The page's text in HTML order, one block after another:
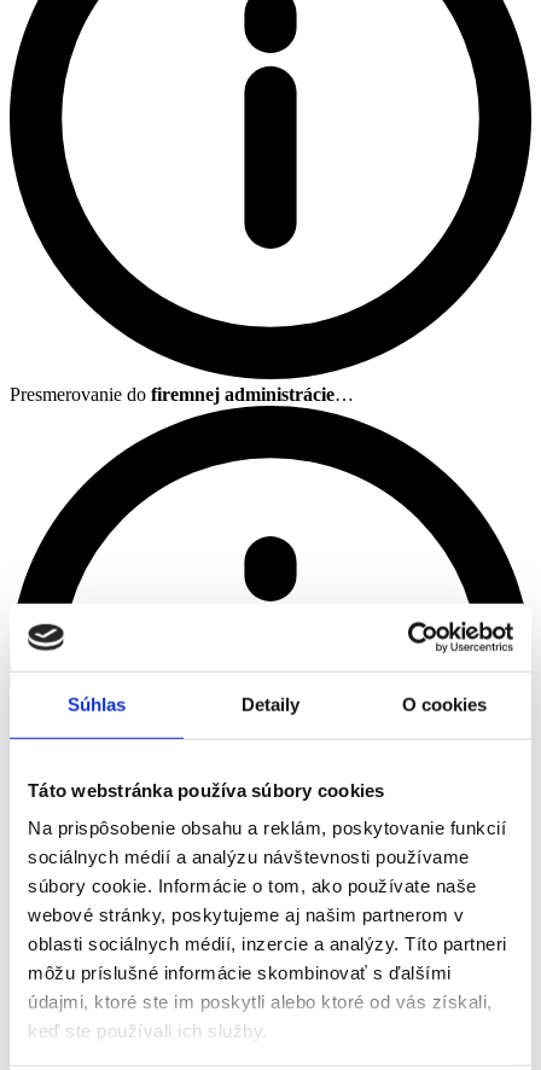
Súhlas Detaily O cookies
Táto webstránka používa súbory cookies
Na prispôsobenie obsahu a reklám, poskytovanie funkcií
sociálnych médií a analýzu návštevnosti používame
súbory cookie. Informácie o tom, ako používate naše
webové stránky, poskytujeme aj našim partnerom v
oblasti sociálnych médií, inzercie a analýzy. Títo partneri
môžu príslušné informácie skombinovať s ďalšími
údajmi, ktoré ste im poskytli alebo ktoré od vás získali,
keď ste používali ich služby.
Presmerovanie do firemnej administrácie…
Kód jsme poslali na
>
Brigády